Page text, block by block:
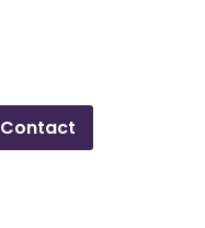
Contact